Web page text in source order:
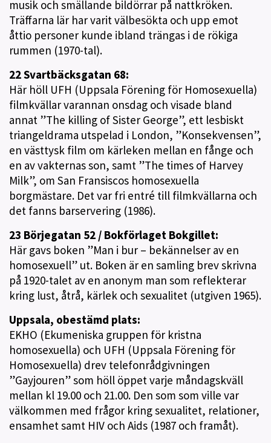
musik och smällande bildörrar på nattkröken.
Träffarna lär har varit välbesökta och upp emot
åttio personer kunde ibland trängas i de rökiga
rummen (1970-tal).
22 Svartbäcksgatan 68:
Här höll UFH (Uppsala Förening för Homosexuella)
filmkvällar varannan onsdag och visade bland
annat ”The killing of Sister George”, ett lesbiskt
triangeldrama utspelad i London, ”Konsekvensen”,
en västtysk film om kärleken mellan en fånge och
en av vakternas son, samt ”The times of Harvey
Milk”, om San Fransiscos homosexuella
borgmästare. Det var fri entré till filmkvällarna och
det fanns barservering (1986).
23 Börjegatan 52 / Bokförlaget Bokgillet:
Här gavs boken ”Man i bur – bekännelser av en
homosexuell” ut. Boken är en samling brev skrivna
på 1920-talet av en anonym man som reflekterar
kring lust, åtrå, kärlek och sexualitet (utgiven 1965).
Uppsala, obestämd plats:
EKHO (Ekumeniska gruppen för kristna
homosexuella) och UFH (Uppsala Förening för
Homosexuella) drev telefonrådgivningen
”Gayjouren” som höll öppet varje måndagskväll
mellan kl 19.00 och 21.00. Den som som ville var
välkommen med frågor kring sexualitet, relationer,
ensamhet samt HIV och Aids (1987 och framåt).